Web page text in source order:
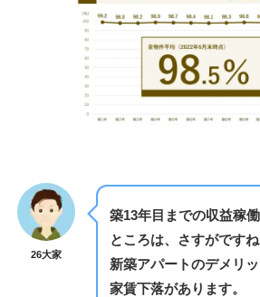
26大家
築13年目までの収益稼
ところは、さすがですね
新築アパートのデメリッ
家賃下落があります。